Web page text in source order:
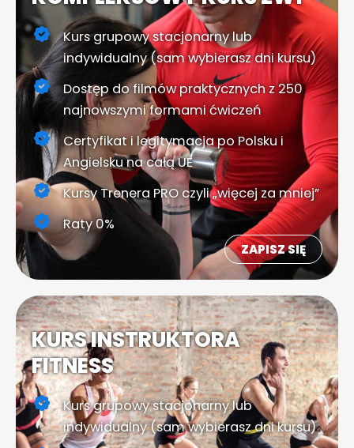
Kurs grupowy stacjonarny lub
indywidualny (sam wybierasz dni kursu)
Dostęp do filmów praktycznych z 250
najnowszymi formami ćwiczeń
Certyfikat i legitymacja po Polsku i
Angielsku na całą UE
Kursy Trenera PRO czyli „więcej za mniej”
Raty 0%
ZAPISZ SIĘ
KURS INSTRUKTORA
FITNESS
Kurs grupowy stacjonarny lub
indywidualny (sam wybierasz dni kursu)